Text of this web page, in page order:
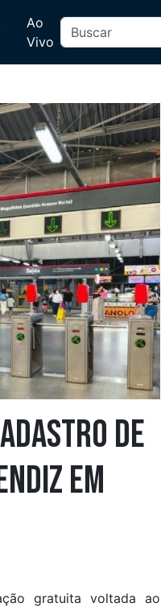
Ao
Vivo
de
em
gratuita voltada ao